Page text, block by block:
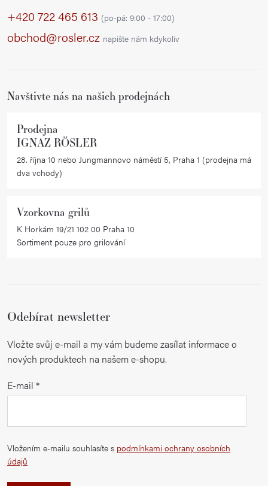
+420 722 465 613 (po-pá: 9:00 - 17:00)
obchod@rosler.cz napište nám kdykoliv
Navštivte nás na našich prodejnách
Prodejna
IGNAZ RÖSLER
28. října 10 nebo Jungmannovo náměstí 5, Praha 1 (prodejna má
dva vchody)
Vzorkovna grilů
K Horkám 19/21 102 00 Praha 10
Sortiment pouze pro grilování
Odebírat newsletter
Vložte svůj e-mail a my vám budeme zasílat informace o
nových produktech na našem e-shopu.
E-mail
Vložením e-mailu souhlasíte s podmínkami ochrany osobních
údajů